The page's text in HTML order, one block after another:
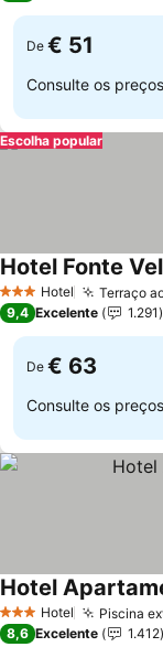
De € 51
Consulte os
Escolha popular
3 EstrelasHotel Terraço
Hotel Fonte
9,4 Excelente 1.291
De € 63
Consulte os
3 EstrelasHotel Piscina
Hotel
8,6 Excelente 1.412